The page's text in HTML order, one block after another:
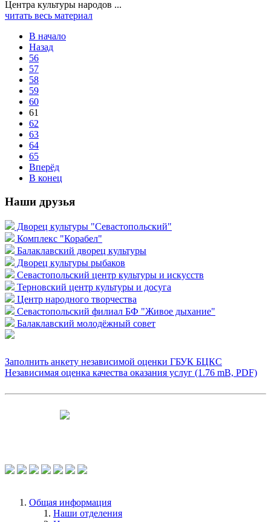
Центра культуры народов ...
читать весь материал
В начало
Назад
56
57
58
59
60
61
62
63
64
65
Вперёд
В конец
Наши друзья
Дворец культуры "Севастопольский"
Комплекс "Корабел"
Балаклавский дворец культуры
Дворец культуры рыбаков
Севастопольский центр культуры и искусств
Терновский центр культуры и досуга
Центр народного творчества
Севастопольский филиал БФ "Живое дыхание"
Балаклавский молодёжный совет
Заполнить анкету независимой оценки ГБУК БЦКС
Независимая оценка качества оказания услуг (1.76 mB, PDF)
Общая информация
Наши отделения